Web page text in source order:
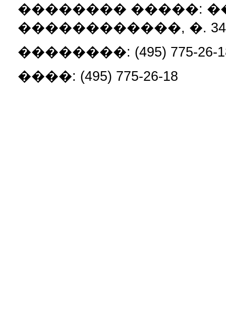
�������� �����: ��,
������������, �. 34,
��������: (495) 775-26-18,
����: (495) 775-26-18